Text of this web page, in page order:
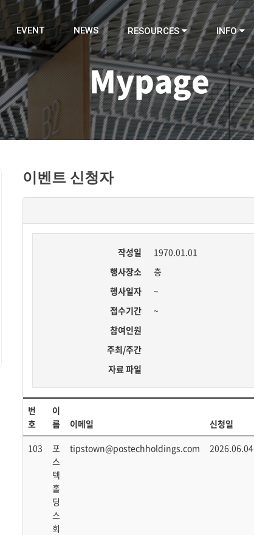
EVENT NEWS RESOURCES INFO
Mypage
이벤트 신청자
작성일
1970.01.01
행사장소
층
행사일자
~
접수기간
~
참여인원
주최/주간
자료 파일
번
호
이
름
이메일 신청일
103
포
스
텍
홀
딩
스
회
tipstown@postechholdings.com 2026.06.04